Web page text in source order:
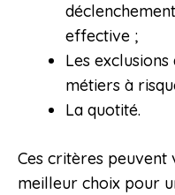
effective ;
Les
métiers à
La quotité.
Ces critères
meilleur choix pour